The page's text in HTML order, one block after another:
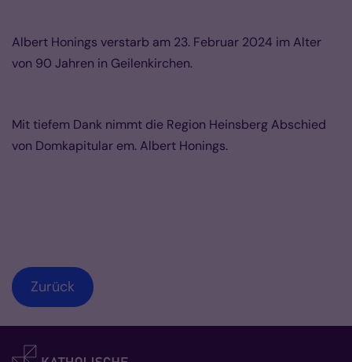
Albert Honings verstarb am 23. Februar 2024 im Alter
von 90 Jahren in Geilenkirchen.
Mit tiefem Dank nimmt die Region Heinsberg Abschied
von Domkapitular em. Albert Honings.
Zurück